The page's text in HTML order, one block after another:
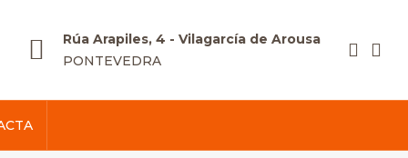
Rúa Arapiles, 4 - Vilagarcía de Arousa
PONTEVEDRA